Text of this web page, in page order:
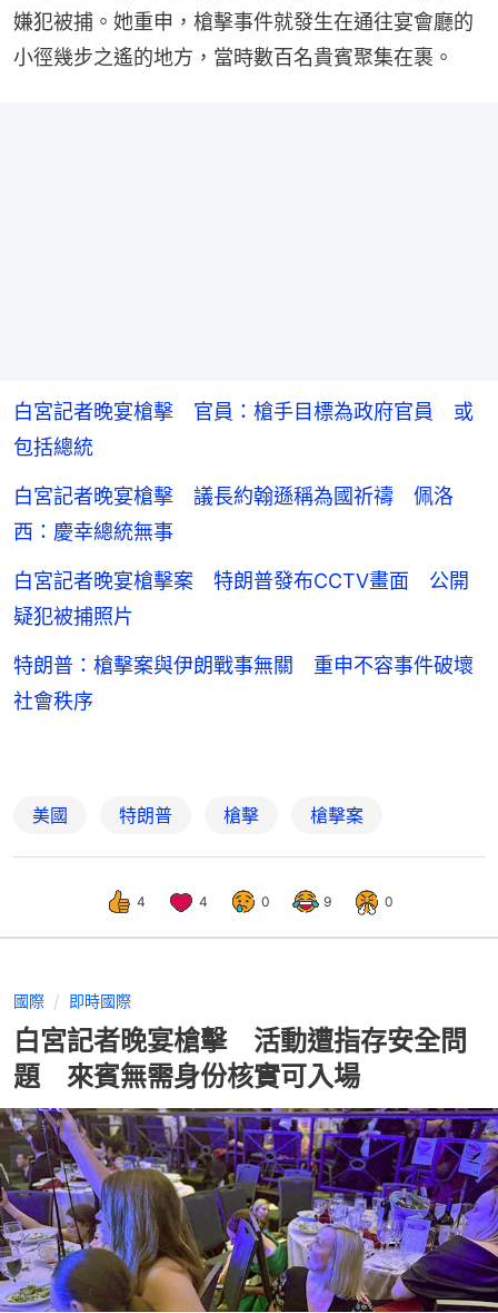
嫌犯被捕。她重申，槍擊事件就發生在通往宴會廳的
小徑幾步之遙的地方，當時數百名貴賓聚集在裹。
白宮記者晚宴槍擊 官員：槍手目標為政府官員 或
包括總統
白宮記者晚宴槍擊 議長約翰遜稱為國祈禱 佩洛
西：慶幸總統無事
白宮記者晚宴槍擊案 特朗普發布CCTV畫面 公開
疑犯被捕照片
特朗普：槍擊案與伊朗戰事無關 重申不容事件破壞
社會秩序
美國 特朗普 槍擊 槍擊案
4 4 0 9 0
國際 即時國際
白宮記者晚宴槍擊 活動遭指存安全問
題 來賓無需身份核實可入場